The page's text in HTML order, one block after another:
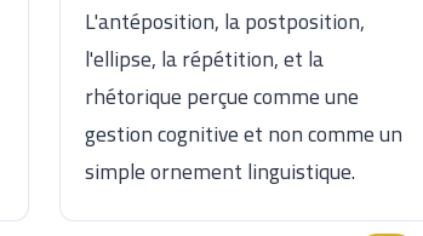
L'antéposition, la postposition,
l'ellipse, la répétition, et la
rhétorique perçue comme une
gestion cognitive et non comme un
simple ornement linguistique.